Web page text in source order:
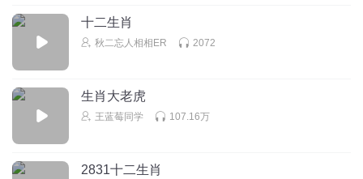
十二生肖
秋二忘人相相ER 2072
生肖大老虎
王蓝莓同学 107.16万
2831十二生肖